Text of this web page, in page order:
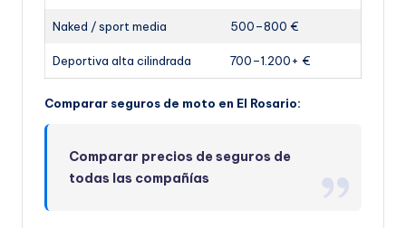
Naked / sport media 500–800 €
Deportiva alta cilindrada 700–1.200+ €
Comparar seguros de moto en El Rosario:
Comparar precios de seguros de
todas las compañías